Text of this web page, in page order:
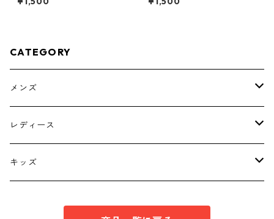
チャコールグレー ◆KIY-1304
タ KAE-4791
CATEGORY
メンズ
トップス
ボトムス
レディース
トップス
キッズ